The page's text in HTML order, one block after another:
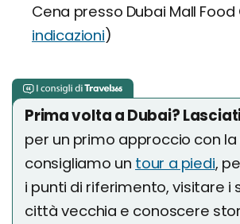
Cena presso Dubai Mall
indicazioni)
Prima volta a Dubai?
per un primo approccio con
consigliamo un tour a piedi,
i punti di riferimento, visitare i
città vecchia e conoscere